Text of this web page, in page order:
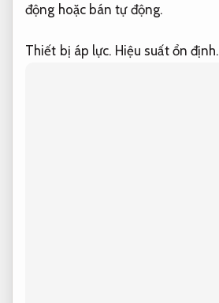
động hoặc bán tự động.
Thiết bị áp lực. Hiệu suất ổn định.